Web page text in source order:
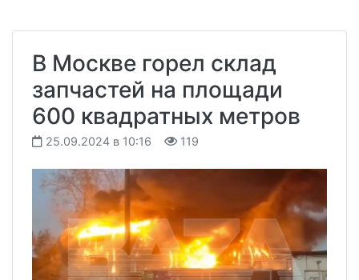
В Москве горел склад
запчастей на площади
600 квадратных метров
25.09.2024 в 10:16 119